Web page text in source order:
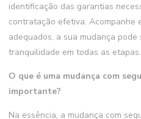
identificação das garantias
contratação efetiva. Acompanhe
adequados, a sua mudança
tranquilidade em todas as etapas.
O que é uma mudança com
importante?
Na essência, a mudança com